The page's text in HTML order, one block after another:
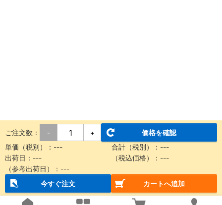
ご注文数： - +
価格を確認
単価（税別）： --- 合計（税別）： ---
出荷日： --- （税込価格）： ---
（参考出荷日）： ---
今すぐ注文
カートへ追加